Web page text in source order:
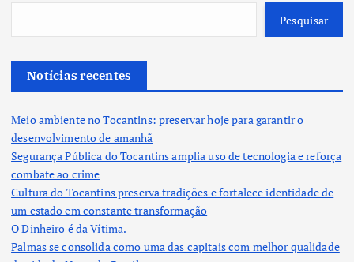
Pesquisar
Notícias recentes
Meio ambiente no Tocantins: preservar hoje para garantir o
desenvolvimento de amanhã
Segurança Pública do Tocantins amplia uso de tecnologia e reforça
combate ao crime
Cultura do Tocantins preserva tradições e fortalece identidade de
um estado em constante transformação
O Dinheiro é da Vítima.
Palmas se consolida como uma das capitais com melhor qualidade